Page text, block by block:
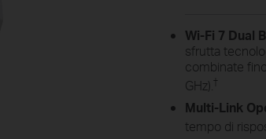
Wi-Fi 7 Dual
sfrutta
combinate
GHz). †
Multi-Link
tempo di